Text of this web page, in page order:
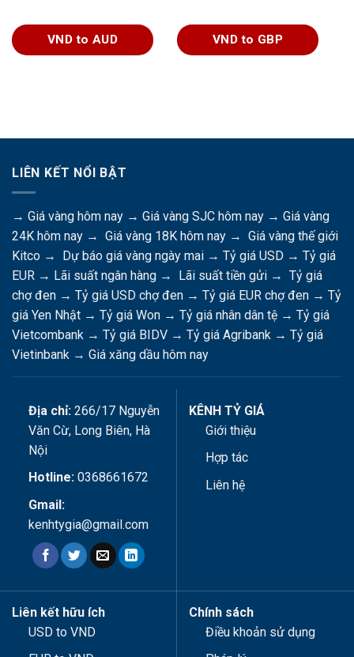
VND to AUD VND to GBP
LIÊN KẾT NỔI BẬT
→ Giá vàng hôm nay → Giá vàng SJC hôm nay → Giá vàng
24K hôm nay → Giá vàng 18K hôm nay → Giá vàng thế giới
Kitco → Dự báo giá vàng ngày mai → Tỷ giá USD → Tỷ giá
EUR → Lãi suất ngân hàng → Lãi suất tiền gửi → Tỷ giá
chợ đen → Tỷ giá USD chợ đen → Tỷ giá EUR chợ đen → Tỷ
giá Yen Nhật → Tỷ giá Won → Tỷ giá nhân dân tệ → Tỷ giá
Vietcombank → Tỷ giá BIDV → Tỷ giá Agribank → Tỷ giá
Vietinbank → Giá xăng dầu hôm nay
Địa chỉ:266/17 Nguyễn
Văn Cừ, Long Biên, Hà
Nội
Hotline:0368661672
Gmail:
kenhtygia@gmail.com
KÊNH TỶ GIÁ
Giới thiệu
Hợp tác
Liên hệ
Liên kết hữu ích
USD to VND
Chính sách
Điều khoản sử dụng